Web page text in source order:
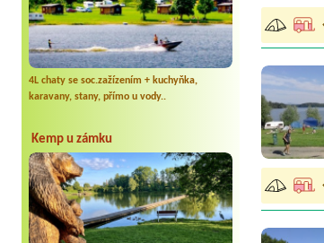
4L chaty se soc.zažízením + kuchyňka,
karavany, stany, přímo u vody..
Kemp u zámku